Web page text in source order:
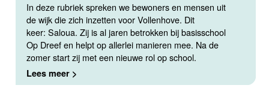
In deze rubriek spreken we bewoners en mensen uit
de wijk die zich inzetten voor Vollenhove. Dit
keer: Saloua. Zij is al jaren betrokken bij basisschool
Op Dreef en helpt op allerlei manieren mee. Na de
zomer start zij met een nieuwe rol op school.
Lees meer >